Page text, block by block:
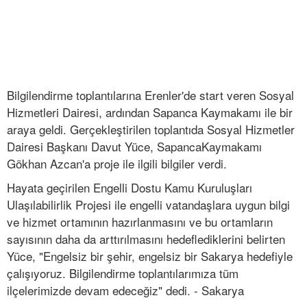
Bilgilendirme toplantılarına Erenler'de start veren Sosyal
Hizmetleri Dairesi, ardından Sapanca Kaymakamı ile bir
araya geldi. Gerçekleştirilen toplantıda Sosyal Hizmetler
Dairesi Başkanı Davut Yüce, SapancaKaymakamı
Gökhan Azcan'a proje ile ilgili bilgiler verdi.
Hayata geçirilen Engelli Dostu Kamu Kuruluşları
Ulaşılabilirlik Projesi ile engelli vatandaşlara uygun bilgi
ve hizmet ortamının hazırlanmasını ve bu ortamların
sayısının daha da arttırılmasını hedeflediklerini belirten
Yüce, "Engelsiz bir şehir, engelsiz bir Sakarya hedefiyle
çalışıyoruz. Bilgilendirme toplantılarımıza tüm
ilçelerimizde devam edeceğiz" dedi. - Sakarya